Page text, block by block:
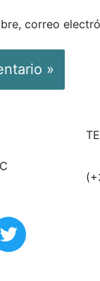
correo
T
w